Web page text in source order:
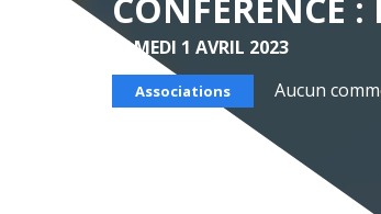
SAMEDI 1 AVRIL 2023
Associations Aucun